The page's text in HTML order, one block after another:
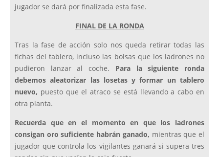
jugador se dará por finalizada esta fase.
FINAL DE LA RONDA
Tras la fase de acción solo nos queda retirar todas las
fichas del tablero, incluso las bolsas que los ladrones no
pudieron lanzar al coche. Para la siguiente ronda
debemos aleatorizar las losetas y formar un tablero
nuevo, puesto que el atraco se está llevando a cabo en
otra planta.
Recuerda que en el momento en que los ladrones
consigan oro suficiente habrán ganado, mientras que el
jugador que controla los vigilantes ganará si supera tres